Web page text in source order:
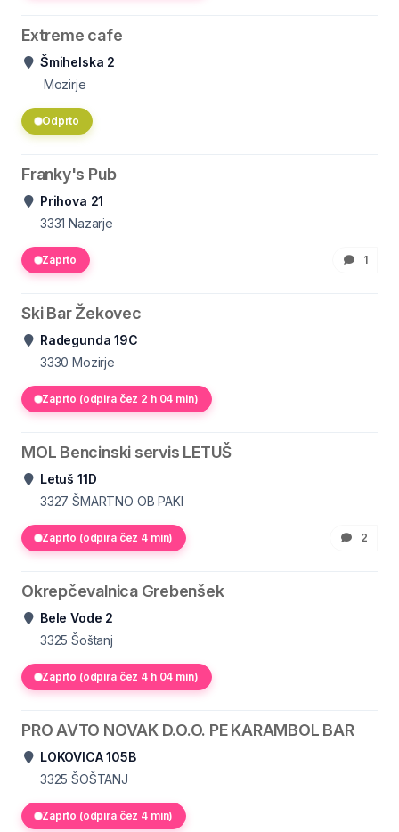
Extreme cafe
Šmihelska 2
Mozirje
Odprto
Franky's Pub
Prihova 21
3331 Nazarje
Zaprto 1
Ski Bar Žekovec
Radegunda 19C
3330 Mozirje
Zaprto (odpira čez 2 h 04 min)
MOL Bencinski servis LETUŠ
Letuš 11D
3327 ŠMARTNO OB PAKI
Zaprto (odpira čez 4 min) 2
Okrepčevalnica Grebenšek
Bele Vode 2
3325 Šoštanj
Zaprto (odpira čez 4 h 04 min)
PRO AVTO NOVAK D.O.O. PE KARAMBOL BAR
LOKOVICA 105B
3325 ŠOŠTANJ
Zaprto (odpira čez 4 min)